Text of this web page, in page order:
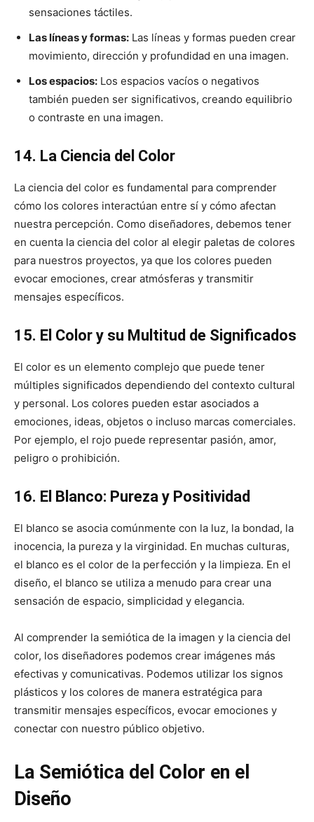
sensaciones táctiles.
Las líneas y formas: Las líneas y formas pueden crear
movimiento, dirección y profundidad en una imagen.
Los espacios: Los espacios vacíos o negativos
también pueden ser significativos, creando equilibrio
o contraste en una imagen.
14. La Ciencia del Color
La ciencia del color es fundamental para comprender
cómo los colores interactúan entre sí y cómo afectan
nuestra percepción. Como diseñadores, debemos tener
en cuenta la ciencia del color al elegir paletas de colores
para nuestros proyectos, ya que los colores pueden
evocar emociones, crear atmósferas y transmitir
mensajes específicos.
15. El Color y su Multitud de Significados
El color es un elemento complejo que puede tener
múltiples significados dependiendo del contexto cultural
y personal. Los colores pueden estar asociados a
emociones, ideas, objetos o incluso marcas comerciales.
Por ejemplo, el rojo puede representar pasión, amor,
peligro o prohibición.
16. El Blanco: Pureza y Positividad
El blanco se asocia comúnmente con la luz, la bondad, la
inocencia, la pureza y la virginidad. En muchas culturas,
el blanco es el color de la perfección y la limpieza. En el
diseño, el blanco se utiliza a menudo para crear una
sensación de espacio, simplicidad y elegancia.
Al comprender la semiótica de la imagen y la ciencia del
color, los diseñadores podemos crear imágenes más
efectivas y comunicativas. Podemos utilizar los signos
plásticos y los colores de manera estratégica para
transmitir mensajes específicos, evocar emociones y
conectar con nuestro público objetivo.
La Semiótica del Color en el
Diseño